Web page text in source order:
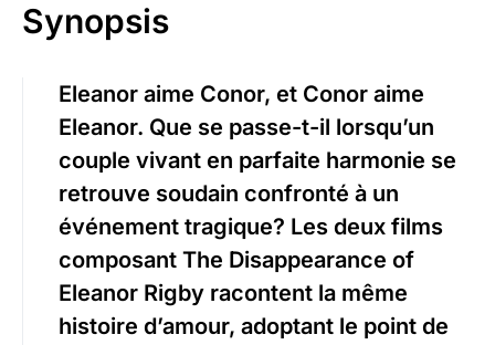
Synopsis
Eleanor aime Conor, et Conor aime
Eleanor. Que se passe-t-il lorsqu’un
couple vivant en parfaite harmonie se
retrouve soudain confronté à un
événement tragique? Les deux films
composant The Disappearance of
Eleanor Rigby racontent la même
histoire d’amour, adoptant le point de